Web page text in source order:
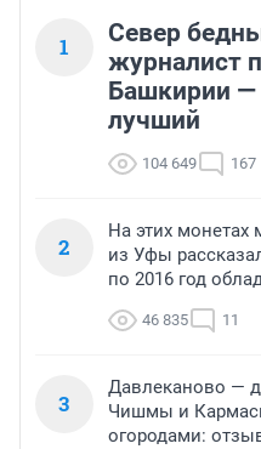
1
Север
журналист
Башкирии —
лучший
104 649 167
2
На этих монетах
из Уфы
по 2016 год
46 835 11
3
Давлеканово —
Чишмы и
огородами: